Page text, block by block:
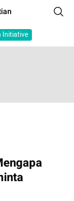
Initiative